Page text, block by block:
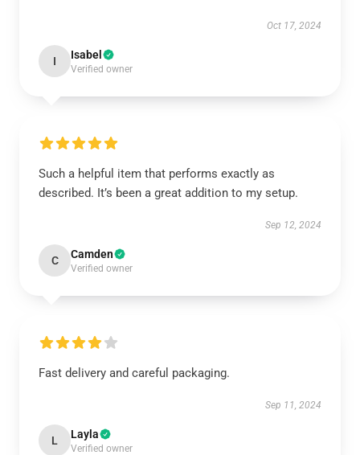
Oct 17, 2024
I Isabel
Verified owner
Such a helpful item that performs exactly as
described. It’s been a great addition to my setup.
Sep 12, 2024
C Camden
Verified owner
Fast delivery and careful packaging.
Sep 11, 2024
L Layla
Verified owner